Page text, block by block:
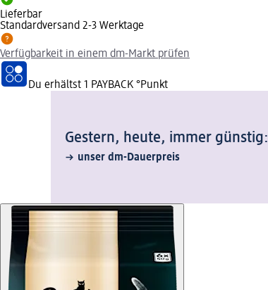
Lieferbar
Standardversand 2-3 Werktage
Verfügbarkeit in einem dm-Markt prüfen
Du erhältst 1 PAYBACK °Punkt
Gestern, heute, immer günstig:
unser dm-Dauerpreis